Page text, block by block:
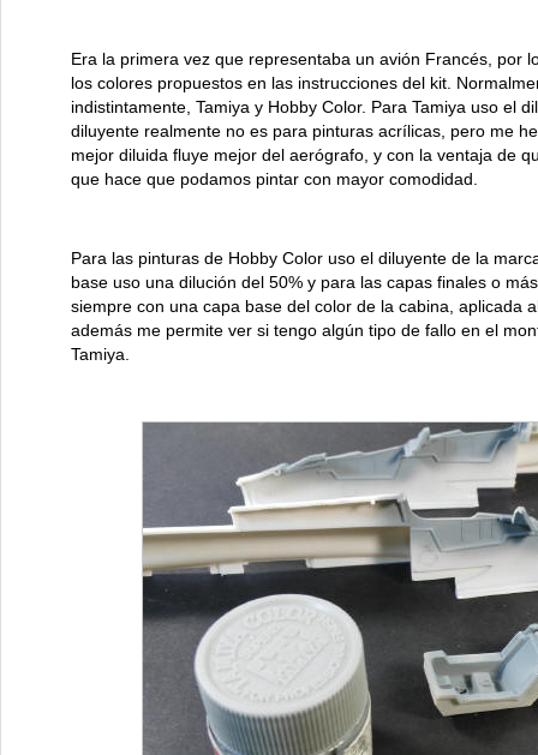
Era la primera vez que representaba un avión Francés, por
los colores propuestos en las instrucciones del kit.
indistintamente, Tamiya y Hobby Color. Para Tamiya uso el
diluyente realmente no es para pinturas acrílicas, pero me
mejor diluida fluye mejor del aerógrafo, y con la ventaja de
que hace que podamos pintar con mayor comodidad.
Para las pinturas de Hobby Color uso el diluyente de la
base uso una dilución del 50% y para las capas finales o
siempre con una capa base del color de la cabina, aplicada
además me permite ver si tengo algún tipo de fallo en el
Tamiya.